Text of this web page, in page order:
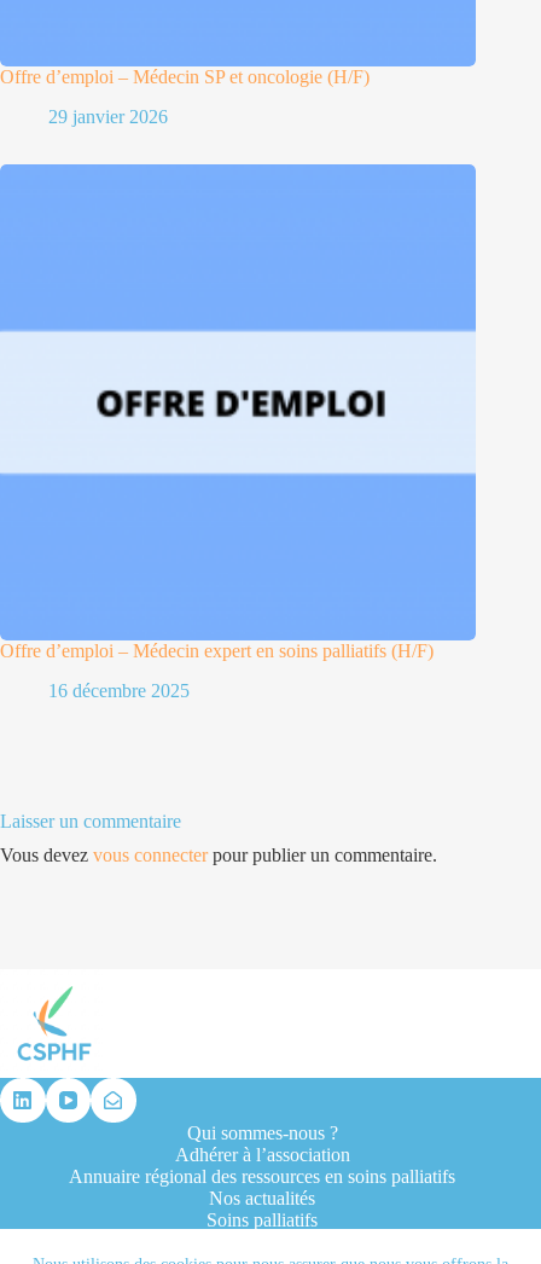
Offre d’emploi – Médecin SP et oncologie (H/F)
29 janvier 2026
Offre d’emploi – Médecin expert en soins palliatifs (H/F)
16 décembre 2025
Laisser un commentaire
Vous devez vous connecterpour publier un commentaire.
Qui sommes-nous ?
Adhérer à l’association
Annuaire régional des ressources en soins palliatifs
Nos actualités
Soins palliatifs